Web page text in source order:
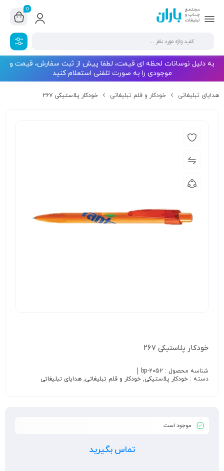
0
به دلیل نوسانات لحظه ای قیمت، لطفا پیش از ثبت سفارش، قیمت و
موجودی را به صورت تلفنی استعلام کنید
هدایای تبلیغاتی خودکار و قلم تبلیغاتی خودکار پلاستیکی ۲۶۷
خودکار پلاستیکی ۲۶۷
شناسه محصول : bp-2052
دسته : خودکار پلاستیکی, خودکار و قلم تبلیغاتی, هدایای تبلیغاتی
موجود است
تماس بگیرید